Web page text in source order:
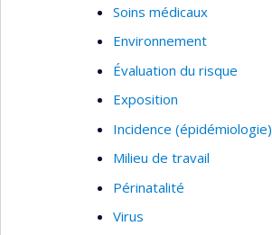
Soins médicaux
Environnement
Évaluation du risque
Exposition
Incidence (épidémiologie)
Milieu de travail
Périnatalité
Virus